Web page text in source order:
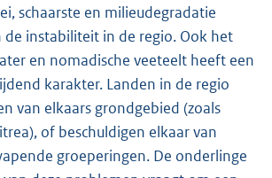
schaarste en milieudegradatie
de instabiliteit in de regio. Ook het
en nomadische veeteelt heeft een
karakter. Landen in de regio
van elkaars grondgebied (zoals
of beschuldigen elkaar van
groeperingen. De onderlinge